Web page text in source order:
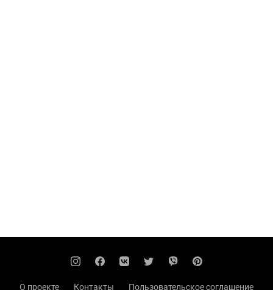
О проекте Контакты Пользовательское соглашение